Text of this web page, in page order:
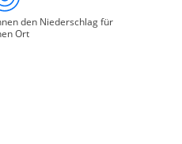
den Niederschlag für
Ort